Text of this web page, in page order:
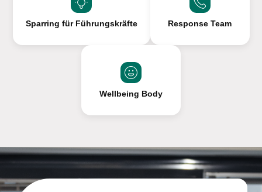
Sparring für Führungskräfte Response Team
Wellbeing Body